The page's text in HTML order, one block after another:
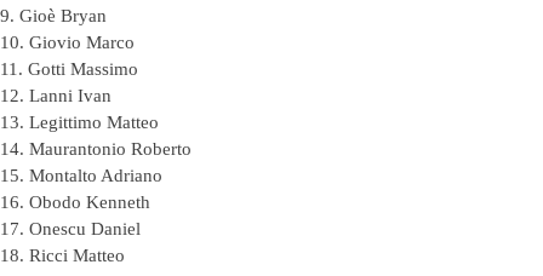
9. Gioè Bryan
10. Giovio Marco
11. Gotti Massimo
12. Lanni Ivan
13. Legittimo Matteo
14. Maurantonio Roberto
15. Montalto Adriano
16. Obodo Kenneth
17. Onescu Daniel
18. Ricci Matteo